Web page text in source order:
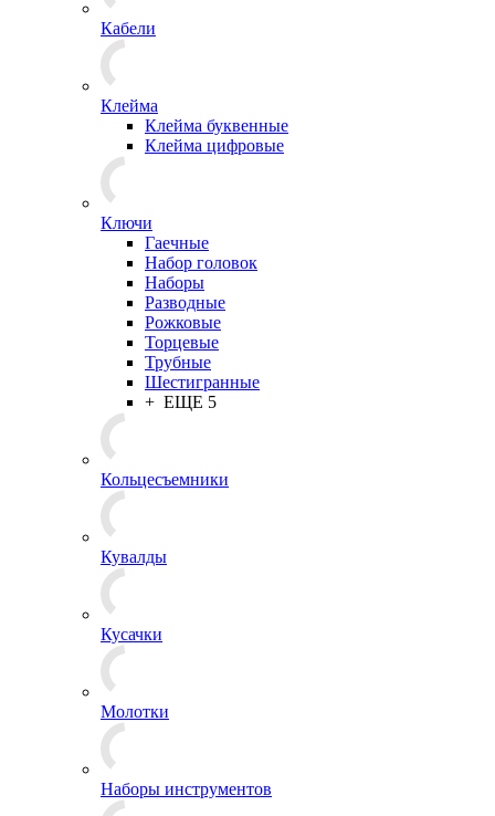
Кабели
Клейма
Клейма буквенные
Клейма цифровые
Ключи
Гаечные
Набор головок
Наборы
Разводные
Рожковые
Торцевые
Трубные
Шестигранные
+ ЕЩЕ 5
Кольцесъемники
Кувалды
Кусачки
Молотки
Наборы инструментов